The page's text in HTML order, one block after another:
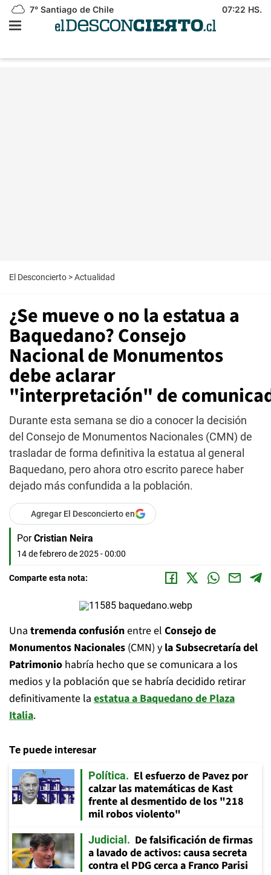
7° Santiago de Chile 07:22 HS.
El Desconcierto >Actualidad
¿Se mueve o no la estatua a
Baquedano? Consejo
Nacional de Monumentos
debe aclarar
"interpretación" de
Durante esta semana se dio a conocer la decisión
del Consejo de Monumentos Nacionales (CMN) de
trasladar de forma definitiva la estatua al general
Baquedano, pero ahora otro escrito parece haber
dejado más confundida a la población.
Agregar El Desconcierto en
Por Cristian Neira
14 de febrero de 2025 - 00:00
Comparte esta nota:
Una tremenda confusiónentre el Consejo de
Monumentos Nacionales (CMN) y la Subsecretaría del
Patrimonio habría hecho que se comunicara a los
medios y la población que se habría decidido retirar
definitivamente la estatua a Baquedano de Plaza
Italia.
Te puede interesar
Política
El esfuerzo de Pavez por
calzar las matemáticas de Kast
frente al desmentido de los "218
mil robos violento"
Judicial
De falsificación de firmas
a lavado de activos: causa secreta
contra el PDG cerca a Franco Parisi